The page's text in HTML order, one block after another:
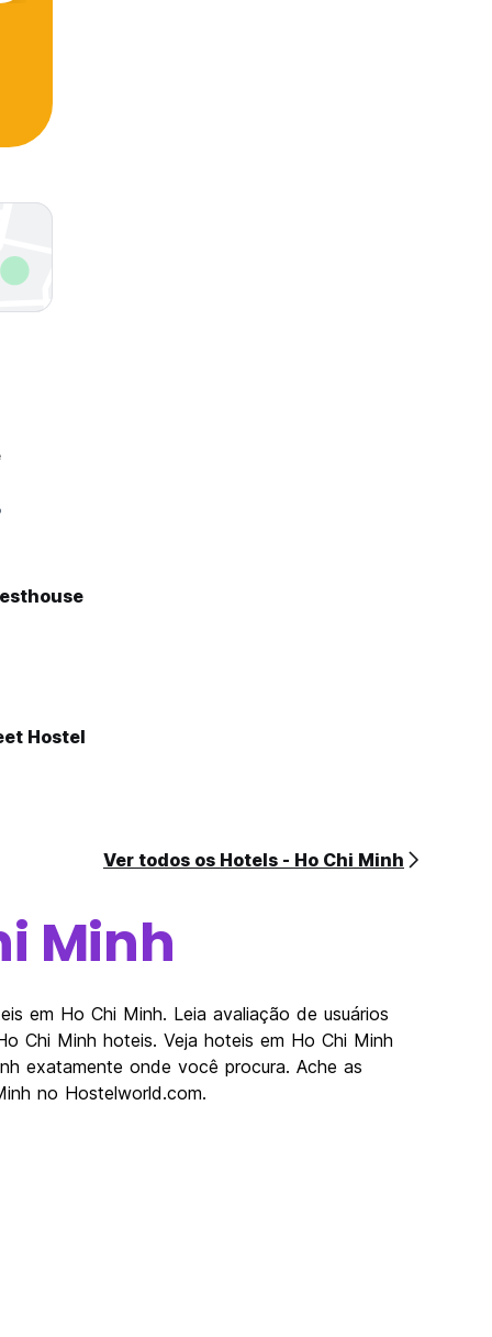
Hostel
Ver todos os Hotels - Ho Chi Minh
Minh
em Ho Chi Minh. Leia avaliação de usuários
Chi Minh hoteis. Veja hoteis em Ho Chi Minh
exatamente onde você procura. Ache as
no Hostelworld.com.